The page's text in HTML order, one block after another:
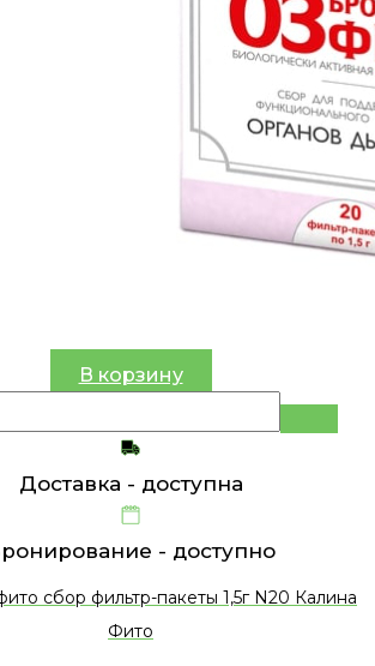
В корзину
Доставка - доступна
- доступно
сбор фильтр-пакеты 1,5г N20 Калина
Фито